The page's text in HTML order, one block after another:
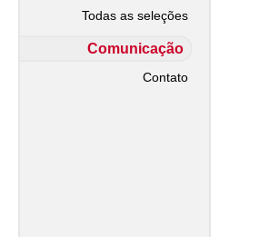
Todas as seleções
Comunicação
Contato